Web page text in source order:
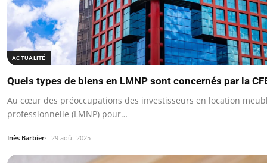
ACTUALITÉ
Quels types de biens en LMNP sont concernés par la
Au cœur des préoccupations des investisseurs en location
professionnelle (LMNP) pour…
Inès Barbier 29 août 2025